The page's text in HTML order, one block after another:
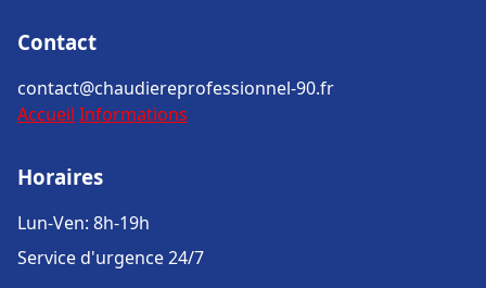
Contact
contact@chaudiereprofessionnel-90.fr
Accueil Informations
Horaires
Lun-Ven: 8h-19h
Service d'urgence 24/7